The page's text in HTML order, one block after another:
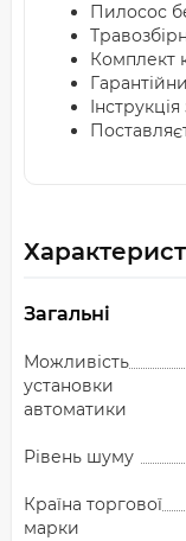
Пилосос
Комплект
Загальні
Можливість
установки
автоматики
Рівень шуму
Країна торгової
марки